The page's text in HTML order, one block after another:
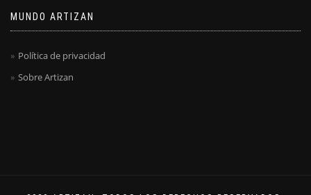
MUNDO ARTIZAN
Política de privacidad
Sobre Artizan